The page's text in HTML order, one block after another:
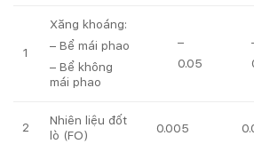
1
Xăng khoáng:
– Bể mái phao
– Bể không
mái phao
–
0.05
2
Nhiên liệu đốt
lò (FO)
0.005